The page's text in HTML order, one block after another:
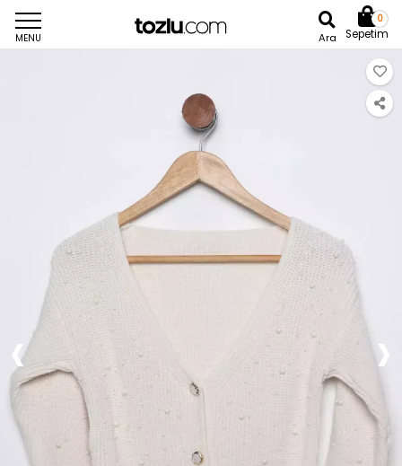
MENU Ara
0
Sepetim